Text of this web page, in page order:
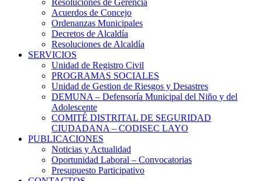
Resoluciones de Gerencia
Acuerdos de Concejo
Ordenanzas Municipales
Decretos de Alcaldía
Resoluciones de Alcaldía
SERVICIOS
Unidad de Registro Civil
PROGRAMAS SOCIALES
Unidad de Gestion de Riesgos y Desastres
DEMUNA – Defensoría Municipal del Niño y del
Adolescente
COMITÉ DISTRITAL DE SEGURIDAD
CIUDADANA – CODISEC LAYO
PUBLICACIONES
Noticias y Actualidad
Oportunidad Laboral – Convocatorias
Presupuesto Participativo